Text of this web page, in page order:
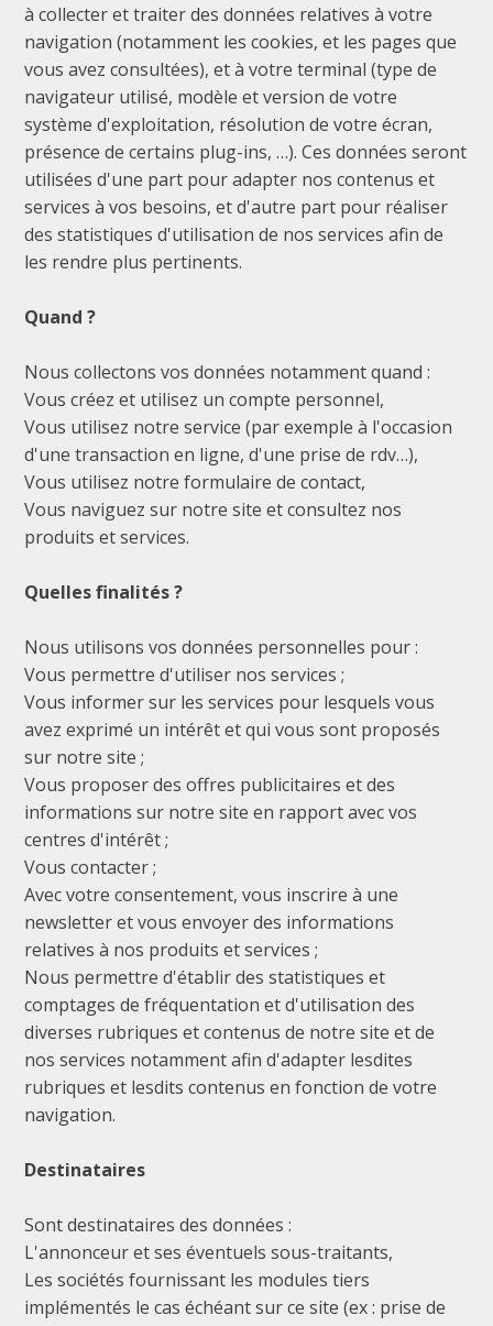
à collecter et traiter des données relatives à votre
navigation (notamment les cookies, et les pages que
vous avez consultées), et à votre terminal (type de
navigateur utilisé, modèle et version de votre
système d'exploitation, résolution de votre écran,
présence de certains plug-ins, …). Ces données seront
utilisées d'une part pour adapter nos contenus et
services à vos besoins, et d'autre part pour réaliser
des statistiques d'utilisation de nos services afin de
les rendre plus pertinents.
Quand ?
Nous collectons vos données notamment quand :
Vous créez et utilisez un compte personnel,
Vous utilisez notre service (par exemple à l'occasion
d'une transaction en ligne, d'une prise de rdv…),
Vous utilisez notre formulaire de contact,
Vous naviguez sur notre site et consultez nos
produits et services.
Quelles finalités ?
Nous utilisons vos données personnelles pour :
Vous permettre d'utiliser nos services ;
Vous informer sur les services pour lesquels vous
avez exprimé un intérêt et qui vous sont proposés
sur notre site ;
Vous proposer des offres publicitaires et des
informations sur notre site en rapport avec vos
centres d'intérêt ;
Vous contacter ;
Avec votre consentement, vous inscrire à une
newsletter et vous envoyer des informations
relatives à nos produits et services ;
Nous permettre d'établir des statistiques et
comptages de fréquentation et d'utilisation des
diverses rubriques et contenus de notre site et de
nos services notamment afin d'adapter lesdites
rubriques et lesdits contenus en fonction de votre
navigation.
Destinataires
Sont destinataires des données :
L'annonceur et ses éventuels sous-traitants,
Les sociétés fournissant les modules tiers
implémentés le cas échéant sur ce site (ex : prise de